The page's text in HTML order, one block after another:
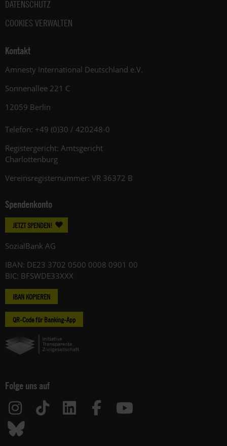
DATENSCHUTZ
COOKIES VERWALTEN
Kontakt
Amnesty International Deutschland e.V.
Sonnenallee 221 C
12059 Berlin
Telefon: +49 (0)30 / 420248-0
Registergericht: Amtsgericht
Charlottenburg
Vereinsregisternummer: VR 36372 B
Spendenkonto
JETZT SPENDEN!
SozialBank AG
IBAN: DE23 3702 0500 0008 0901 00
BIC: BFSWDE33XXX
IBAN KOPIEREN
QR-Code für Banking-App
Folge uns auf